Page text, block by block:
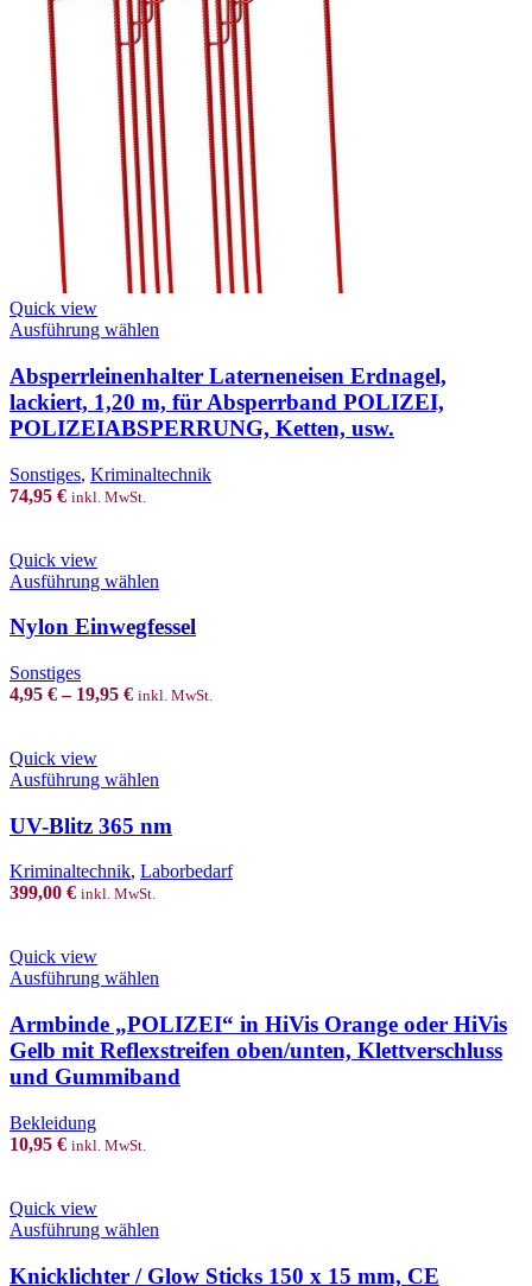
Quick view
Ausführung wählen
has
multiple
variants.
The
may
product
Absperrleinenhalter Laterneneisen Erdnagel,
lackiert, 1,20 m, für Absperrband POLIZEI,
POLIZEIABSPERRUNG, Ketten, usw.
Sonstiges, Kriminaltechnik
74,95 € inkl. MwSt.
Quick view
Ausführung wählen
has
The
on
product
Nylon Einwegfessel
Sonstiges
4,95 €– 19,95 € inkl. MwSt.
Quick view
Ausführung wählen
has
multiple
variants.
The
on
the
product
page
UV-Blitz 365 nm
Kriminaltechnik, Laborbedarf
399,00 € inkl. MwSt.
Quick view
Ausführung wählen
has
multiple
variants.
The
product
Armbinde „POLIZEI“ in HiVis Orange oder HiVis
Gelb mit Reflexstreifen oben/unten, Klettverschluss
und Gummiband
Bekleidung
10,95 € inkl. MwSt.
Quick view
Ausführung wählen
has
Knicklichter / Glow Sticks 150 x 15 mm, CE